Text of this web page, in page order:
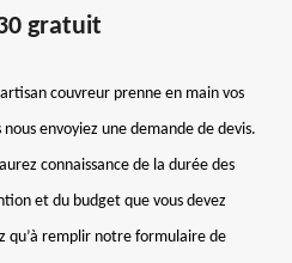
gratuit
couvreur prenne en main vos
envoyiez une demande de devis.
connaissance de la durée des
et du budget que vous devez
qu’à remplir notre formulaire de